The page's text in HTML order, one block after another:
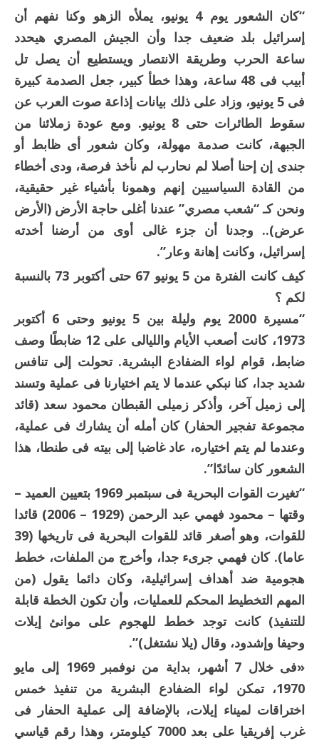
“كان الشعور يوم 4 يونيو، يملأه الزهو وكنا نفهم أن
إسرائيل بلد ضعيف جدا وأن الجيش المصري هيحدد
ساعة الحرب وطريقة الانتصار ويستطيع أن يصل تل
أبيب فى 48 ساعة، وهذا خطأ كبير، جعل الصدمة كبيرة
فى 5 يونيو، وزاد على ذلك بيانات إذاعة صوت العرب عن
سقوط الطائرات حتى 8 يونيو. ومع عودة زملائنا من
الجبهة، كانت صدمة مهولة، وكان شعور أى ظابط أو
جندى إن إحنا أصلا لم نحارب لم نأخذ فرصة، ودى أخطاء
من القادة السياسيين إنهم وهمونا بأشياء غير حقيقية،
ونحن كـ “شعب مصري” عندنا أغلى حاجة الأرض (الأرض
عرض).. وجدنا أن جزء غالى أوى من أرضنا أخدته
إسرائيل، وكانت إهانة وعار”.
كيف كانت الفترة من 5 يونيو 67 حتى أكتوبر 73 بالنسبة
لكم ؟
“مسيرة 2000 يوم وليلة بين 5 يونيو وحتى 6 أكتوبر
1973، كانت أصعب الأيام والليالى على 12 ضابطًا وصف
ضابط، قوام لواء الضفادع البشرية. تحولت إلى تنافس
شديد جدا، كنا نبكي عندما لا يتم اختيارنا فى عملية وتسند
إلى زميل آخر، وأذكر زميلى القبطان محمود سعد (قائد
مجموعة تفجير الحفار) كان أمله أن يشارك فى عملية،
وعندما لم يتم اختياره، عاد غاضبا إلى بيته فى طنطا، هذا
الشعور كان سائدًا”.
“تغيرت القوات البحرية فى سبتمبر 1969 بتعيين العميد –
وقتها – محمود فهمي عبد الرحمن (1929 – 2006) قائدا
للقوات، وهو أصغر قائد للقوات البحرية فى تاريخها (39
عاما). كان فهمي جرىء جدا، وأخرج من الملفات، خطط
هجومية ضد أهداف إسرائيلية، وكان دائما يقول (من
المهم التخطيط المحكم للعمليات، وأن تكون الخطة قابلة
للتنفيذ) كانت توجد خطط للهجوم على موانئ إيلات
وحيفا وإشدود، وقال (يلا نشتغل)”.
«فى خلال 7 أشهر، بداية من نوفمبر 1969 إلى مايو
1970، تمكن لواء الضفادع البشرية من تنفيذ خمس
اختراقات لميناء إيلات، بالإضافة إلى عملية الحفار فى
غرب إفريقيا على بعد 7000 كيلومتر، وهذا رقم قياسي